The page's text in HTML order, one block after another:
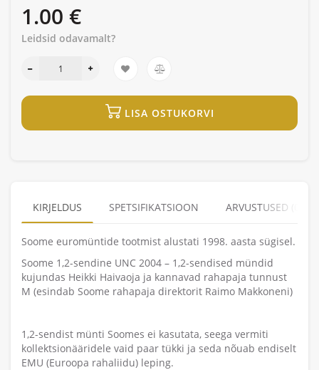
1.00 €
Leidsid odavamalt?
LISA OSTUKORVI
KIRJELDUS SPETSIFIKATSIOON ARVUSTUSED (0)
Soome euromüntide tootmist alustati 1998. aasta sügisel.
Soome 1,2-sendine UNC 2004 – 1,2-sendised mündid
kujundas Heikki Haivaoja ja kannavad rahapaja tunnust
M (esindab Soome rahapaja direktorit Raimo Makkoneni)
1,2-sendist münti Soomes ei kasutata, seega vermiti
kollektsionääridele vaid paar tükki ja seda nõuab endiselt
EMU (Euroopa rahaliidu) leping.